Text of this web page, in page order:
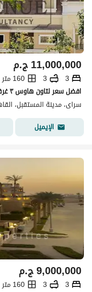
ج.م11,000,000
3
3
160 متر مربع
سراى، مدينة المستقبل،
الإيميل
ج.م9,000,000
3
3
160 متر مربع